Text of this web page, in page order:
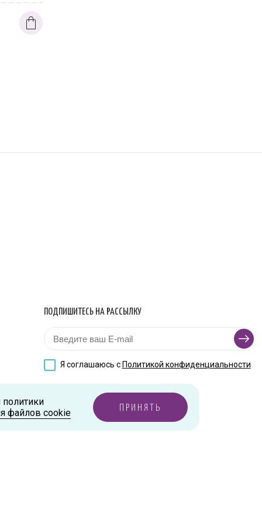
ПОДПИШИТЕСЬ НА РАССЫЛКУ
Я соглашаюсь с Политикой конфиденциальности
файлов cookie
ПРИНЯТЬ